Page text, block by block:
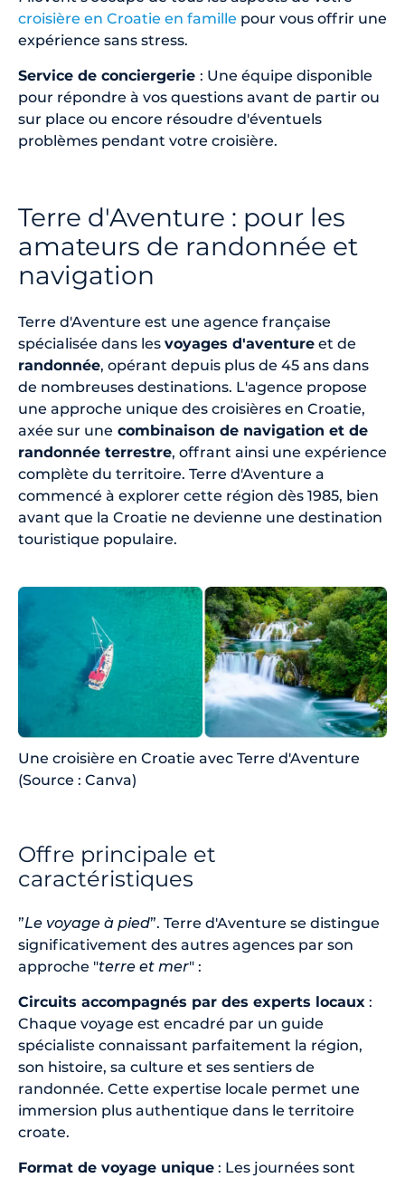
croisière en Croatie en famille pour vous offrir une
expérience sans stress.
Service de conciergerie : Une équipe disponible
pour répondre à vos questions avant de partir ou
sur place ou encore résoudre d'éventuels
problèmes pendant votre croisière.
Terre d'Aventure : pour les
amateurs de randonnée et
navigation
Terre d'Aventure est une agence française
spécialisée dans les voyages d'aventure et de
randonnée, opérant depuis plus de 45 ans dans
de nombreuses destinations. L'agence propose
une approche unique des croisières en Croatie,
axée sur une combinaison de navigation et de
randonnée terrestre, offrant ainsi une expérience
complète du territoire. Terre d'Aventure a
commencé à explorer cette région dès 1985, bien
avant que la Croatie ne devienne une destination
touristique populaire.
Une croisière en Croatie avec Terre d'Aventure
(Source : Canva)
Offre principale et
caractéristiques
”Le voyage à pied”. Terre d'Aventure se distingue
significativement des autres agences par son
approche "terre et mer" :
Circuits accompagnés par des experts locaux :
Chaque voyage est encadré par un guide
spécialiste connaissant parfaitement la région,
son histoire, sa culture et ses sentiers de
randonnée. Cette expertise locale permet une
immersion plus authentique dans le territoire
croate.
Format de voyage unique : Les journées sont